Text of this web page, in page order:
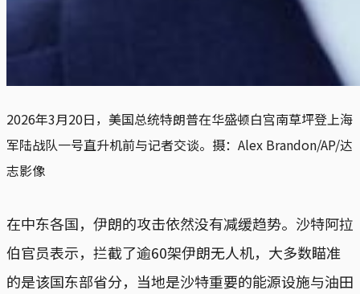
2026年3月20日，美国总统特朗普在华盛顿白宫南草坪登上海
军陆战队一号直升机前与记者交谈。摄：Alex Brandon/AP/达
志影像
在中东各国，伊朗的攻击依然没有减缓趋势。沙特阿拉
伯官员表示，拦截了逾60架伊朗无人机，大多数瞄准
的是该国东部省分，当地是沙特重要的能源设施与油田